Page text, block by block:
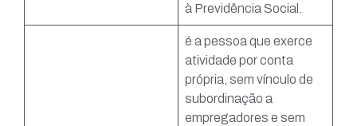
à Previdência Social.
é a pessoa que exerce
atividade por conta
própria, sem vínculo de
subordinação a
empregadores e sem